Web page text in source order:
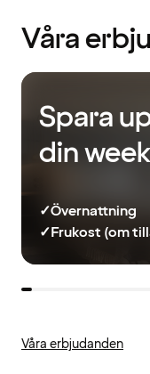
Våra
Spara
din
✓Övernattning
✓Frukost (om
Våra erbjudanden